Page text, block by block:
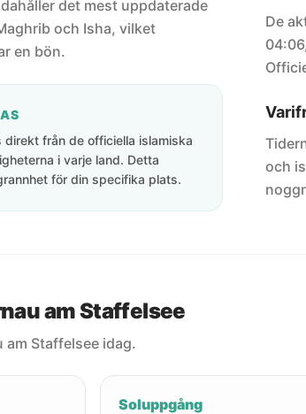
det mest uppdaterade
och Isha, vilket
en bön.
direkt från de officiella islamiska
i varje land. Detta
för din specifika plats.
De
och
am Staffelsee
Staffelsee idag.
Soluppgång